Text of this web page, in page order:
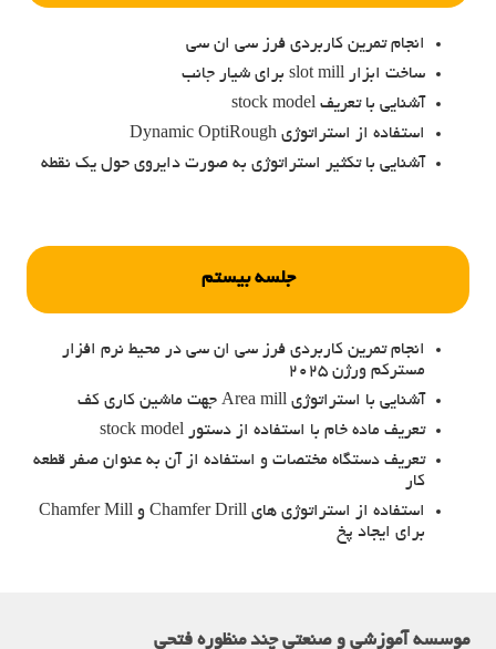
انجام تمرین کاربردی فرز سی ان سی
ساخت ابزار slot mill برای شیار جانب
آشنایی با تعریف stock model
استفاده از استراتوژی Dynamic OptiRough
آشنایی با تکثیر استراتوژی به صورت دایروی حول یک نقطه
جلسه بیستم
انجام تمرین کاربردی فرز سی ان سی در محیط نرم افزار
مسترکم ورژن 2025
آشنایی با استراتوژی Area mill جهت ماشین کاری کف
تعریف ماده خام با استفاده از دستور stock model
تعریف دستگاه مختصات و استفاده از آن به عنوان صفر قطعه
کار
استفاده از استراتوژی های Chamfer Drill و Chamfer Mill
برای ایجاد پخ
موسسه آموزشی و صنعتی چند منظوره فتحی